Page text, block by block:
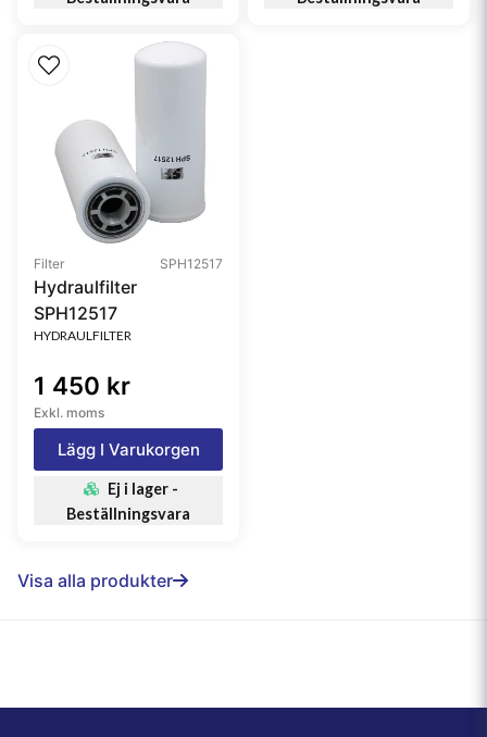
Filter SPH12517
Hydraulfilter
SPH12517
HYDRAULFILTER
1 450 kr
Exkl. moms
Lägg I Varukorgen
Ej i lager -
Beställningsvara
Visa alla produkter